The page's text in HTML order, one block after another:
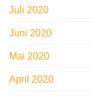
Juli 2020
Juni 2020
Mai 2020
April 2020